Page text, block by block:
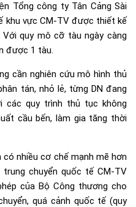
Tổng công ty Tân Cảng Sài
khu vực CM-TV được thiết kế
quy mô cỡ tàu ngày càng
được 1 tàu.
cần nghiên cứu mô hình thủ
tán, nhỏ lẻ, từng DN đang
các quy trình thủ tục không
cầu bến, làm gia tăng thời
nhiều cơ chế mạnh mẽ hơn
chuyển quốc tế CM-TV
của Bộ Công thương cho
quá cảnh quốc tế (quy